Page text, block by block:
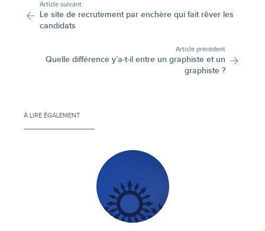
Article suivant
Le site de recrutement par enchère qui fait rêver les
candidats
Article précédent
Quelle différence y’a-t-il entre un graphiste et un
graphiste ?
À LIRE ÉGALEMENT